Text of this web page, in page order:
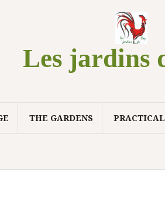
Les jardins
THE GARDENS